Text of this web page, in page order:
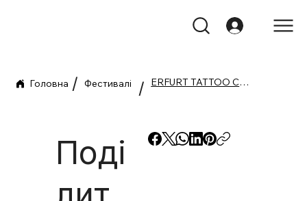
Головна / Фестивалі / ERFURT TATTOO CONVENTION 2024
Поді